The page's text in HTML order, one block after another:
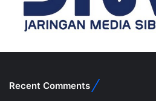
Recent Comments